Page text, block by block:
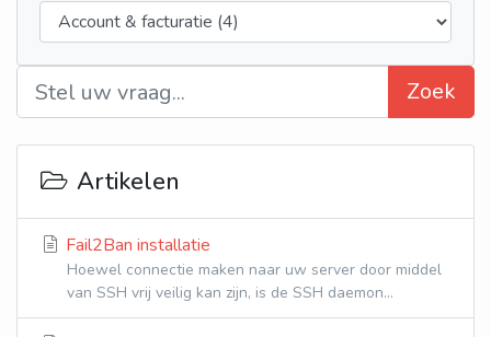
Zoek
Artikelen
Fail2Ban installatie
Hoewel connectie maken naar uw server door middel
van SSH vrij veilig kan zijn, is de SSH daemon...